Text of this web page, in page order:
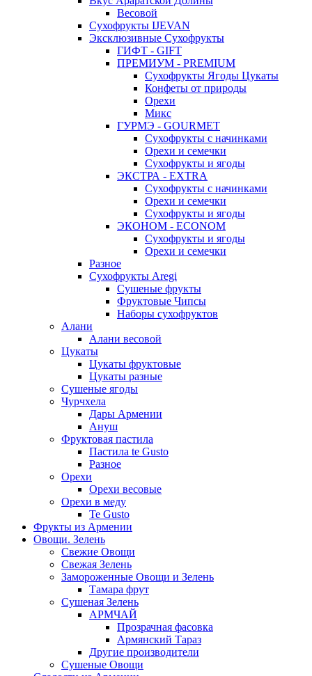
Весовой
Сухофрукты IJEVAN
Эксклюзивные Сухофрукты
ГИФТ - GIFT
ПРЕМИУМ - PREMIUM
Сухофрукты Ягоды Цукаты
Конфеты от природы
Орехи
Микс
ГУРМЭ - GOURMET
Сухофрукты с начинками
Орехи и семечки
Сухофрукты и ягоды
ЭКСТРА - EXTRA
Сухофрукты с начинками
Орехи и семечки
Сухофрукты и ягоды
ЭКОНОМ - ECONOM
Сухофрукты и ягоды
Орехи и семечки
Разное
Сухофрукты Aregi
Сушеные фрукты
Фруктовые Чипсы
Наборы сухофруктов
Алани
Алани весовой
Цукаты
Цукаты фруктовые
Цукаты разные
Сушеные ягоды
Чурчхела
Дары Армении
Ануш
Фруктовая пастила
Пастила te Gusto
Разное
Орехи
Орехи весовые
Орехи в меду
Te Gusto
Фрукты из Армении
Овощи. Зелень
Свежие Овощи
Свежая Зелень
Замороженные Овощи и Зелень
Тамара фрут
Сушеная Зелень
АРМЧАЙ
Прозрачная фасовка
Армянский Тараз
Другие производители
Сушеные Овощи